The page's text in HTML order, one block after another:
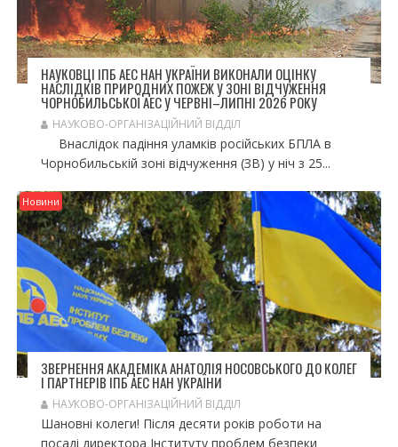
НАУКОВЦІ ІПБ АЕС НАН УКРАЇНИ ВИКОНАЛИ ОЦІНКУ
НАСЛІДКІВ ПРИРОДНИХ ПОЖЕЖ У ЗОНІ ВІДЧУЖЕННЯ
ЧОРНОБИЛЬСЬКОЇ АЕС У ЧЕРВНІ–ЛИПНІ 2026 РОКУ
НАУКОВО-ОРГАНІЗАЦІЙНИЙ ВІДДІЛ
Внаслідок падіння уламків російських БПЛА в
Чорнобильській зоні відчуження (ЗВ) у ніч з 25...
Новини
ЗВЕРНЕННЯ АКАДЕМІКА АНАТОЛІЯ НОСОВСЬКОГО ДО КОЛЕГ
І ПАРТНЕРІВ ІПБ АЕС НАН УКРАЇНИ
НАУКОВО-ОРГАНІЗАЦІЙНИЙ ВІДДІЛ
Шановні колеги! Після десяти років роботи на
посаді директора Інституту проблем безпеки